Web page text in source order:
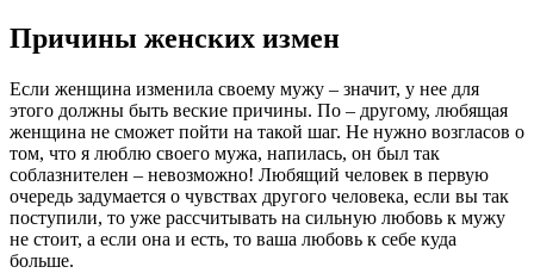
Причины женских измен
Если женщина изменила своему мужу – значит, у нее для
этого должны быть веские причины. По – другому, любящая
женщина не сможет пойти на такой шаг. Не нужно возгласов о
том, что я люблю своего мужа, напилась, он был так
соблазнителен – невозможно! Любящий человек в первую
очередь задумается о чувствах другого человека, если вы так
поступили, то уже рассчитывать на сильную любовь к мужу
не стоит, а если она и есть, то ваша любовь к себе куда
больше.